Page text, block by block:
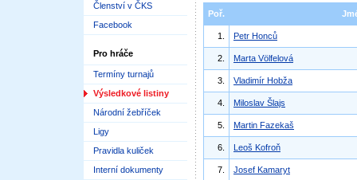
Členství v ČKS
Facebook
Pro hráče
Termíny turnajů
Výsledkové listiny
Národní žebříček
Ligy
Pravidla kuliček
Interní dokumenty
Poř.
1. Petr Honců
2. Marta Völfelová
3. Vladimír Hobža
4. Miloslav Šlajs
5. Martin Fazekaš
6. Leoš Kofroň
7. Josef Kamaryt